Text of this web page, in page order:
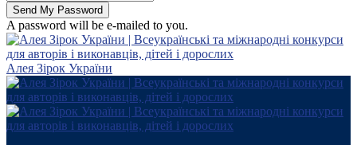
A password will be e-mailed to you.
Алея Зірок України